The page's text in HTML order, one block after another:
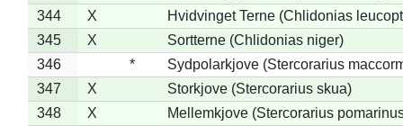
344
X
Hvidvinget Terne (Chlidonias
345
X
Sortterne (Chlidonias niger)
346
*
Sydpolarkjove (Stercorarius
347
X
Storkjove (Stercorarius skua)
348
X
Mellemkjove (Stercorarius